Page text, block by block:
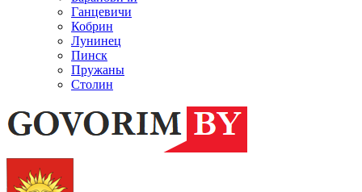
Ганцевичи
Кобрин
Лунинец
Пинск
Пружаны
Столин